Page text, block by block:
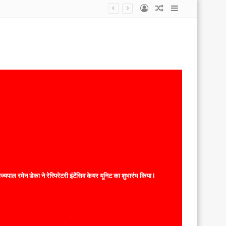
Sidebar
Random
Log
रमेन डेका ने रेस्पिरेटरी इंटेंसिव केयर यूनिट का शुभारंभ किया l